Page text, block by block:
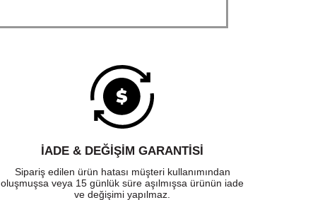
İADE & DEĞİŞİM GARANTİSİ
Sipariş edilen ürün hatası müşteri kullanımından
oluşmuşsa veya 15 günlük süre aşılmışsa ürünün iade
ve değişimi yapılmaz.